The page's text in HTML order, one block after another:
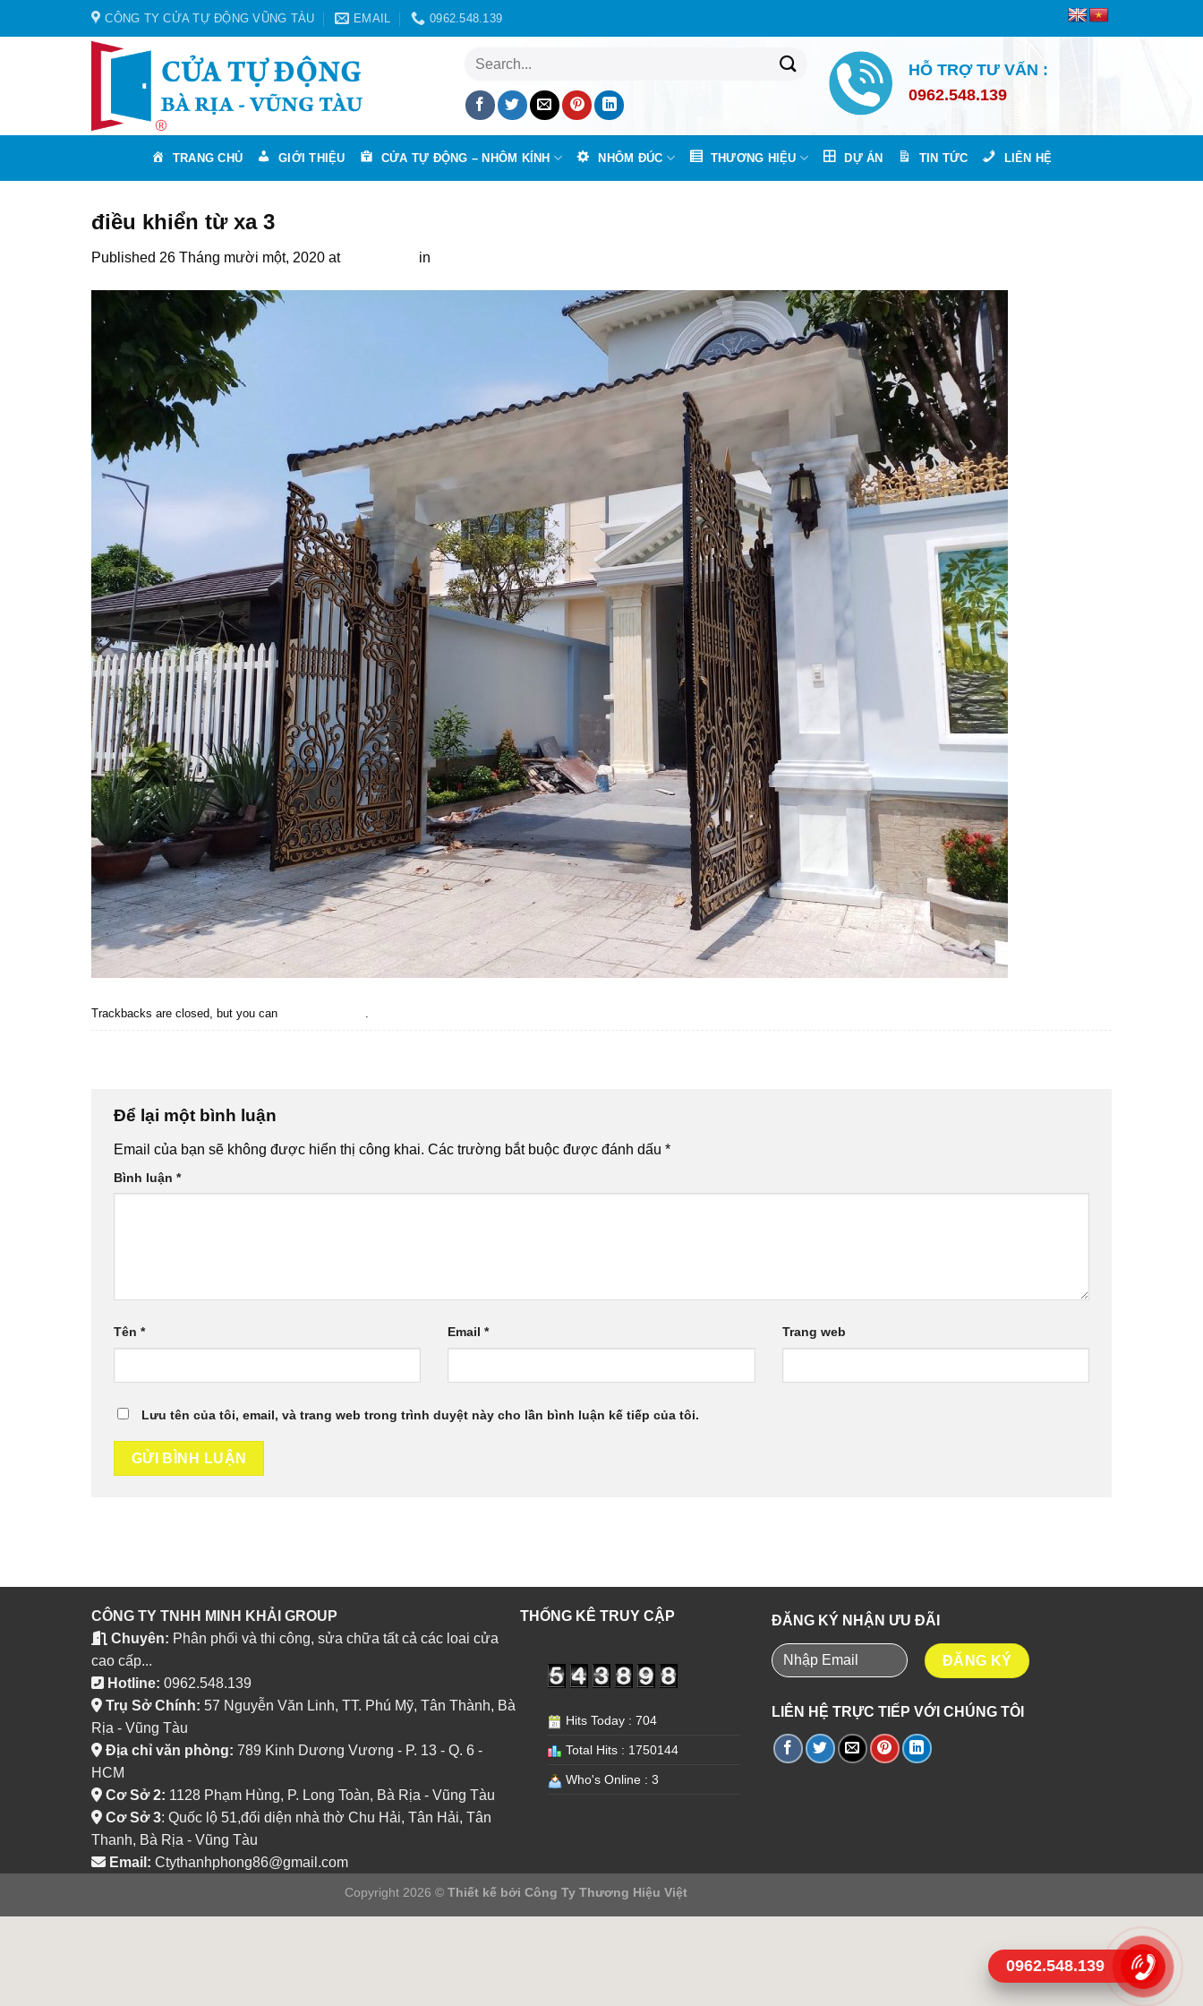
CÔNG TY CỬA TỰ ĐỘNG VŨNG TÀU EMAIL 0962.548.139
Tìm
HỖ TRỢ TƯ VẤN :
0962.548.139
TRANG CHỦ GIỚI THIỆU CỬA TỰ ĐỘNG – NHÔM KÍNH NHÔM ĐÚC THƯƠNG HIỆU DỰ ÁN TIN TỨC LIÊN HỆ
điều khiển từ xa 3
Published 26 Tháng mười một, 2020 at in
Trackbacks are closed, but you can .
Để lại một bình luận
Email của bạn sẽ không được hiển thị công khai. Các trường bắt buộc được đánh dấu *
Bình luận *
Tên * Email* Trang web
Lưu tên của tôi, email, và trang web trong trình duyệt này cho lần bình luận kế tiếp của tôi.
CÔNG TY TNHH MINH KHẢI GROUP
Chuyên: Phân phối và thi công, sửa chữa tất cả các loai cửa
cao cấp...
Hotline: 0962.548.139
Trụ Sở Chính: 57 Nguyễn Văn Linh, TT. Phú Mỹ, Tân Thành, Bà
Rịa - Vũng Tàu
Địa chỉ văn phòng: 789 Kinh Dương Vương - P. 13 - Q. 6 -
HCM
Cơ Sở 2: 1128 Phạm Hùng, P. Long Toàn, Bà Rịa - Vũng Tàu
Cơ Sở 3: Quốc lộ 51,đối diện nhà thờ Chu Hải, Tân Hải, Tân
Thanh, Bà Rịa - Vũng Tàu
Email: Ctythanhphong86@gmail.com
THỐNG KÊ TRUY CẬP
Hits Today : 704
Total Hits : 1750144
Who's Online : 3
ĐĂNG KÝ NHẬN ƯU ĐÃI
LIÊN HỆ TRỰC TIẾP VỚI CHÚNG TÔI
Copyright 2026 © Thiết kế bởi Công Ty Thương Hiệu Việt
0962.548.139